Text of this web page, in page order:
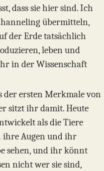
dass sie hier sind. Ich
übermitteln,
der Erde tatsächlich
leben und
in der Wissenschaft
der ersten Merkmale von
sitzt ihr damit. Heute
als die Tiere
Augen und ihr
sehen, und ihr könnt
nicht wer sie sind,